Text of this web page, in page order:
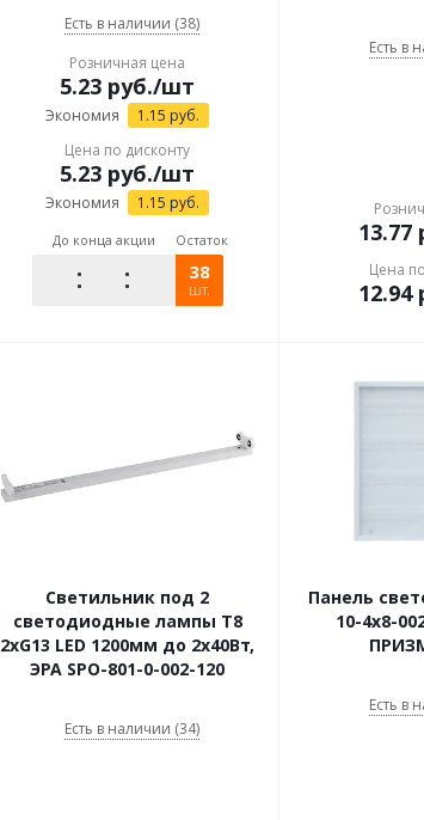
Есть в наличии (38)
Розничная цена
5.23 руб./шт
Экономия 1.15 руб.
Цена по дисконту
5.23 руб./шт
Экономия 1.15 руб.
До конца акции Остаток
38
шт.
Есть в
13.77
Цена
12.94
Светильник под 2
светодиодные лампы T8
2xG13 LED 1200мм до 2x40Вт,
ЭРА SPO-801-0-002-120
Есть в наличии (34)
Панель
10-4x8-
Есть в